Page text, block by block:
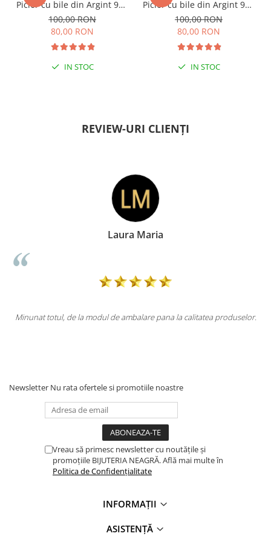
Picior cu bile din Argint 925
si margele Miyuki rosii
100,00 RON
80,00 RON
IN STOC
Picior cu bile din Argint 925
si margele Miyuki verzi
100,00 RON
80,00 RON
IN STOC
REVIEW-URI CLIENȚI
pana la calitatea produselor.
Totul la superlativ! Produsul, fix
Newsletter Nu rata ofertele si promotiile noastre
Vreau să primesc newsletter cu noutățile și
promoțiile BIJUTERIA NEAGRĂ. Află mai multe în
Politica de Confidențialitate
INFORMAȚII
ASISTENȚĂ